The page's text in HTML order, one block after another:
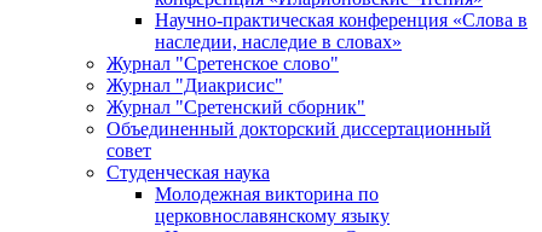
Научно-практическая конференция «Cлова в
наследии, наследие в словах»
Журнал "Сретенское слово"
Журнал "Диакрисис"
Журнал "Сретенский сборник"
Объединенный докторский диссертационный
совет
Студенческая наука
Молодежная викторина по
церковнославянскому языку